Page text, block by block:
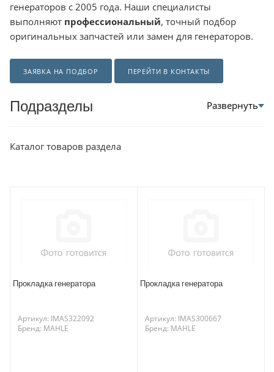
генераторов с 2005 года. Наши специалисты
выполняют профессиональный, точный подбор
оригинальных запчастей или замен для генераторов.
ЗАЯВКА НА ПОДБОР ПЕРЕЙТИ В КОНТАКТЫ
Подразделы
Каталог товаров раздела
Прокладка генератора
Артикул: IMAS322092
Бренд: MAHLE
Прокладка генератора
Артикул: IMAS300667
Бренд: MAHLE